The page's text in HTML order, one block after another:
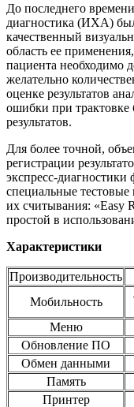
До последнего
диагностика (ИХА)
качественный
область ее
пациента необходимо
желательно
оценке результатов
ошибки при трактовке
результатов.
Для более точной,
регистрации
экспресс-
специальные тестовые
их считывания: «Easy
простой в
Характеристики
Производительность
Мобильность
Меню
Обновление ПО
Обмен данными
Память
Принтер